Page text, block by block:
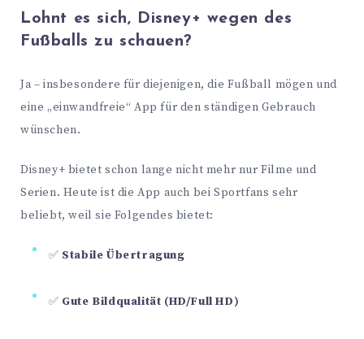
Lohnt es sich, Disney+ wegen des
Fußballs zu schauen?
Ja – insbesondere für diejenigen, die Fußball mögen und
eine „einwandfreie“ App für den ständigen Gebrauch
wünschen.
Disney+ bietet schon lange nicht mehr nur Filme und
Serien. Heute ist die App auch bei Sportfans sehr
beliebt, weil sie Folgendes bietet:
✅ Stabile Übertragung
✅ Gute Bildqualität (HD/Full HD)